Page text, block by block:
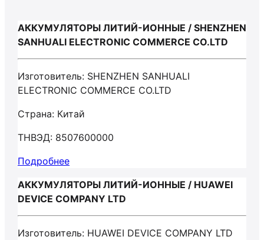
АККУМУЛЯТОРЫ ЛИТИЙ-ИОННЫЕ / SHENZHEN
SANHUALI ELECTRONIC COMMERCE CO.LTD
Изготовитель: SHENZHEN SANHUALI
ELECTRONIC COMMERCE CO.LTD
Страна: Китай
ТНВЭД: 8507600000
Подробнее
АККУМУЛЯТОРЫ ЛИТИЙ-ИОННЫЕ / HUAWEI
DEVICE COMPANY LTD
Изготовитель: HUAWEI DEVICE COMPANY LTD